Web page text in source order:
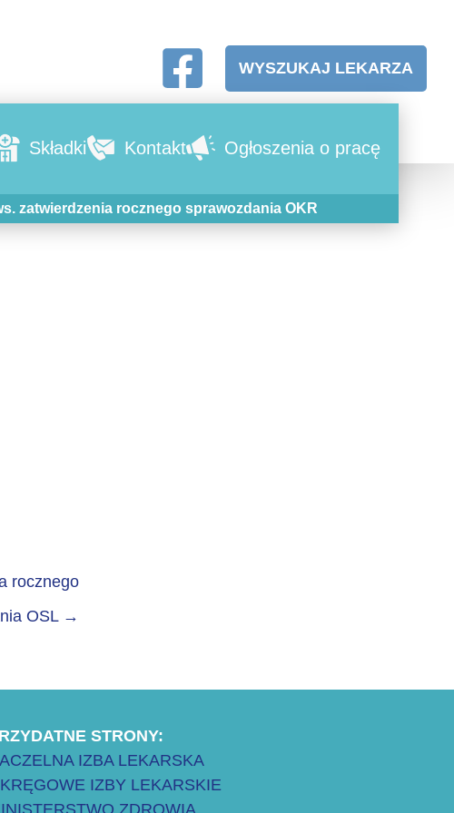
WYSZUKAJ LEKARZA
Składki Kontakt Ogłoszenia o pracę
zatwierdzenia rocznego sprawozdania OKR
rocznego
OSL →
STRONY:
IZBA LEKARSKA
IZBY LEKARSKIE